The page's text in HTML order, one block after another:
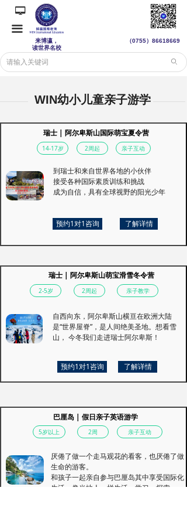
끀
来博瀛，
读世界名校
넡
（0755） 86618669
ꄙ
5岁以上 亲子互动
2周
厌倦了做一个走马观花的看客，也厌倦了做
生命的游客。
和孩子一起亲自参与巴厘岛其中享受国际化
生活，像当地人一样生活、学习、探索。
巴厘岛 | 假日亲子英语游学
了解详情
自西向东，阿尔卑斯山横亘在欧洲大陆
是“世界屋脊”，是人间绝美圣地。想看雪
山， 今冬我们走进瑞士阿尔卑斯！
预约1对1咨询
2-5岁 亲子教学
2周起
瑞士 | 阿尔卑斯山萌宝滑雪冬令营
WIN幼小儿童亲子游学
到瑞士和来自世界各地的小伙伴
接受各种国际素质训练和挑战
成为自信，具有全球视野的阳光少年
瑞士 | 阿尔卑斯山国际萌宝夏令营
14-17岁 2周起 亲子互动
了解详情
预约1对1咨询